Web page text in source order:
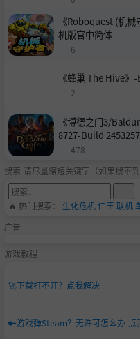
《Roboquest (机
机版官中简体
6
《蜂巢 The Hive
2
《博德之门3/
8727-Build
478
搜索-请尽量缩短关键字（如果搜不到
🔥 热门搜索： 生化危机仁王联机
广告
游戏教程
🚀下载打不开？点我解决
🔑游戏弹Steam？无许可怎么办-点